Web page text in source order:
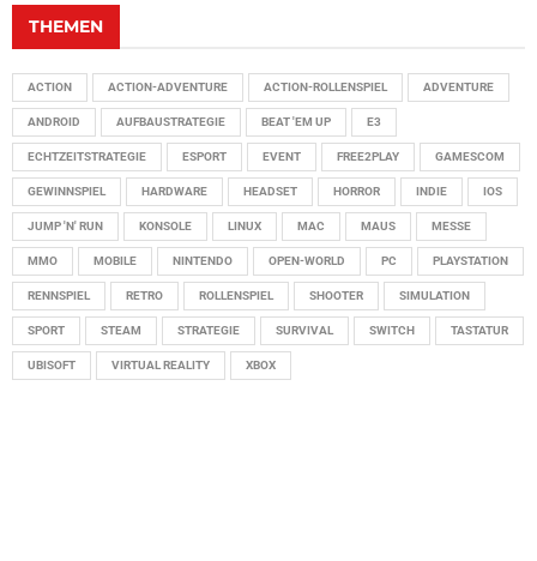
THEMEN
ACTION ACTION-ADVENTURE ACTION-ROLLENSPIEL ADVENTURE
ANDROID AUFBAUSTRATEGIE BEAT 'EM UP E3
ECHTZEITSTRATEGIE ESPORT EVENT FREE2PLAY GAMESCOM
GEWINNSPIEL HARDWARE HEADSET HORROR INDIE IOS
JUMP 'N' RUN KONSOLE LINUX MAC MAUS MESSE
MMO MOBILE NINTENDO OPEN-WORLD PC PLAYSTATION
RENNSPIEL RETRO ROLLENSPIEL SHOOTER SIMULATION
SPORT STEAM STRATEGIE SURVIVAL SWITCH TASTATUR
UBISOFT VIRTUAL REALITY XBOX